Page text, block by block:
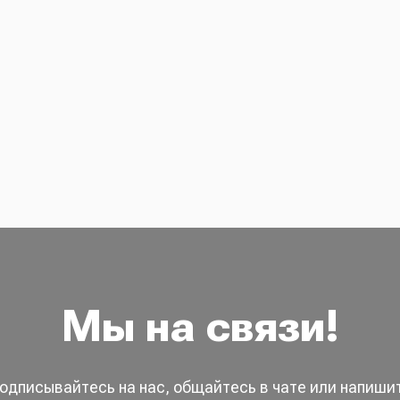
Мы на связи!
на нас, общайтесь в чате или